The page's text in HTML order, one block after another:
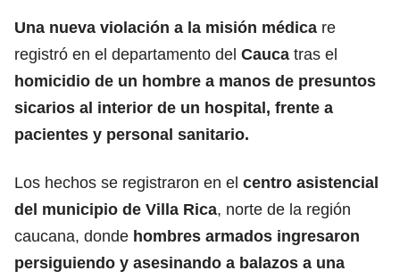
Una nueva violación a la misión médica re
registró en el departamento del Cauca tras el
homicidio de un hombre a manos de presuntos
sicarios al interior de un hospital, frente a
pacientes y personal sanitario.
Los hechos se registraron en el centro asistencial
del municipio de Villa Rica, norte de la región
caucana, donde hombres armados ingresaron
persiguiendo y asesinando a balazos a una